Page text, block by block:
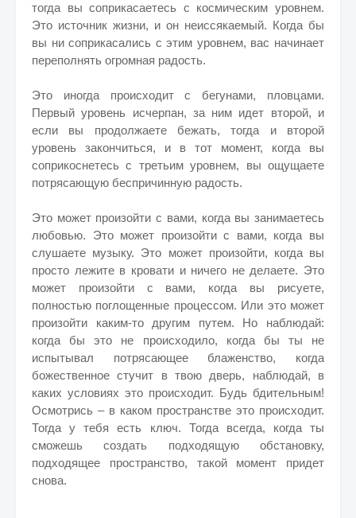
тогда вы соприкасаетесь с космическим уровнем.
Это источник жизни, и он неиссякаемый. Когда бы
вы ни соприкасались с этим уровнем, вас начинает
переполнять огромная радость.
Это иногда происходит с бегунами, пловцами.
Первый уровень исчерпан, за ним идет второй, и
если вы продолжаете бежать, тогда и второй
уровень закончиться, и в тот момент, когда вы
соприкоснетесь с третьим уровнем, вы ощущаете
потрясающую беспричинную радость.
Это может произойти с вами, когда вы занимаетесь
любовью. Это может произойти с вами, когда вы
слушаете музыку. Это может произойти, когда вы
просто лежите в кровати и ничего не делаете. Это
может произойти с вами, когда вы рисуете,
полностью поглощенные процессом. Или это может
произойти каким-то другим путем. Но наблюдай:
когда бы это не происходило, когда бы ты не
испытывал потрясающее блаженство, когда
божественное стучит в твою дверь, наблюдай, в
каких условиях это происходит. Будь бдительным!
Осмотрись – в каком пространстве это происходит.
Тогда у тебя есть ключ. Тогда всегда, когда ты
сможешь создать подходящую обстановку,
подходящее пространство, такой момент придет
снова.